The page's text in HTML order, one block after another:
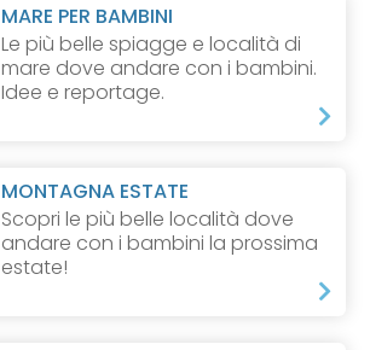
MARE PER BAMBINI
Le più belle spiagge e località di
mare dove andare con i bambini.
Idee e reportage.
MONTAGNA ESTATE
Scopri le più belle località dove
andare con i bambini la prossima
estate!